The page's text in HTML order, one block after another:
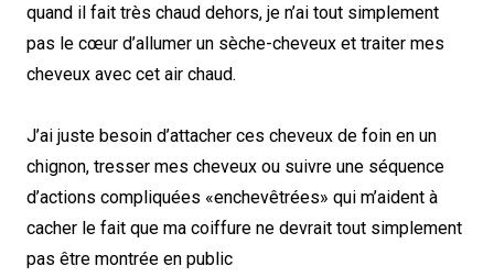
quand il fait très chaud dehors, je n’ai tout simplement
pas le cœur d’allumer un sèche-cheveux et traiter mes
cheveux avec cet air chaud.
J’ai juste besoin d’attacher ces cheveux de foin en un
chignon, tresser mes cheveux ou suivre une séquence
d’actions compliquées «enchevêtrées» qui m’aident à
cacher le fait que ma coiffure ne devrait tout simplement
pas être montrée en public